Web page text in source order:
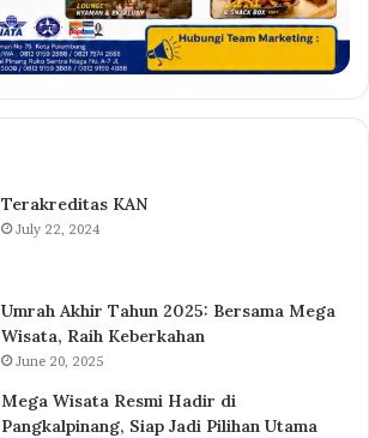
Terakreditas KAN
July 22, 2024
Umrah Akhir Tahun 2025: Bersama Mega
Wisata, Raih Keberkahan
June 20, 2025
Mega Wisata Resmi Hadir di
Pangkalpinang, Siap Jadi Pilihan Utama